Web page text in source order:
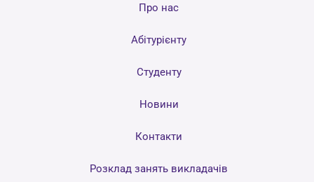
Про нас
Абітурієнту
Студенту
Новини
Контакти
Розклад занять викладачів